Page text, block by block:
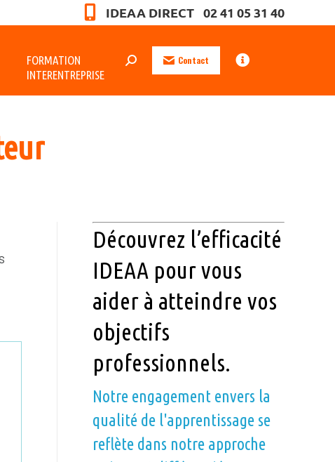
IDEAA DIRECT 02 41 05 31 40
FORMATION
INTERENTREPRISE
Contact
Découvrez l’efficacité
IDEAA pour vous
aider à atteindre vos
objectifs
professionnels.
Notre engagement envers la
qualité de l'apprentissage se
reflète dans notre approche